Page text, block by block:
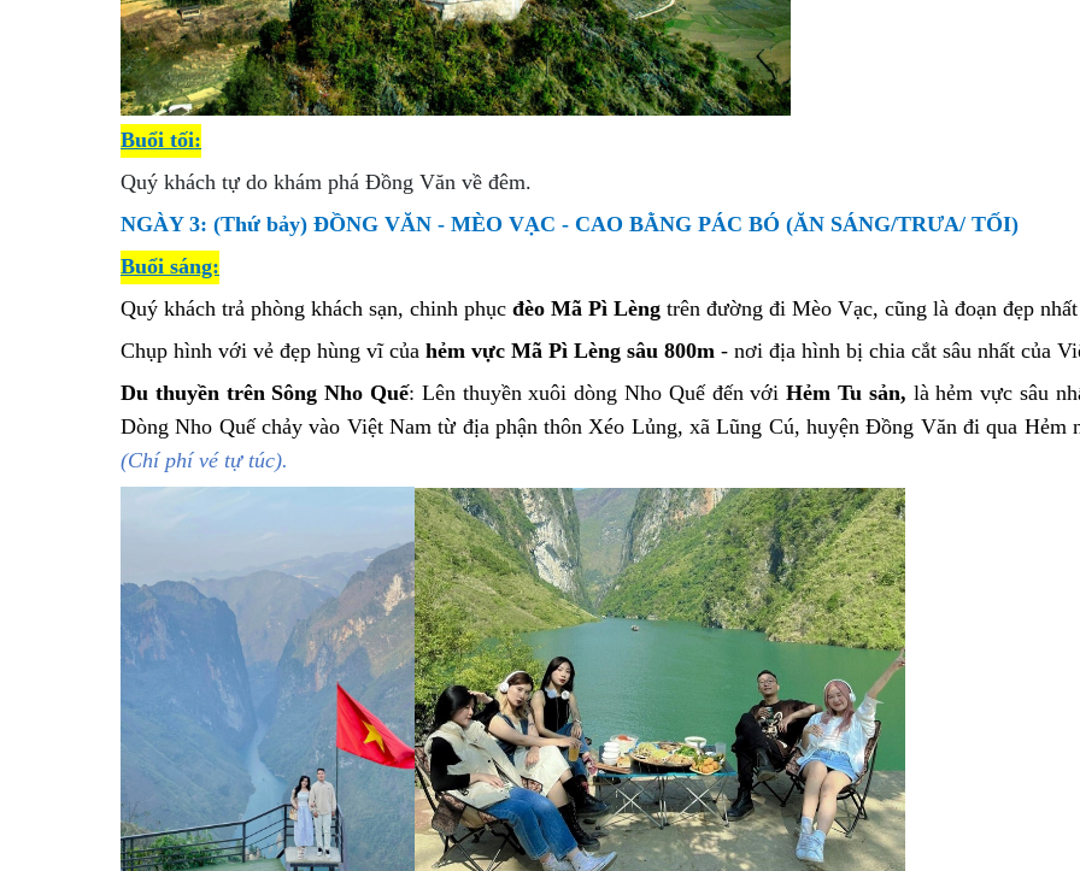
Buổi tối:
Quý khách tự do khám phá Đồng Văn về đêm.
NGÀY 3: (Thứ bảy) ĐỒNG VĂN - MÈO VẠC - CAO BẰNG PÁC BÓ (ĂN SÁNG/TRƯA/ TỐI)
Buổi sáng:
Quý khách trả phòng khách sạn, chinh phục đèo Mã Pì Lèng trên đường đi Mèo Vạc, cũng là đoạn đẹp
Chụp hình với vẻ đẹp hùng vĩ của hẻm vực Mã Pì Lèng sâu 800m - nơi địa hình bị chia cắt sâu nhất của
Du thuyền trên Sông Nho Quế: Lên thuyền xuôi dòng Nho Quế đến vớiHẻm Tu sản, là hẻm vực sâu
Dòng Nho Quế chảy vào Việt Nam từ địa phận thôn Xéo Lủng, xã Lũng Cú, huyện Đồng Văn đi qua Hẻm
(Chí phí vé tự túc).